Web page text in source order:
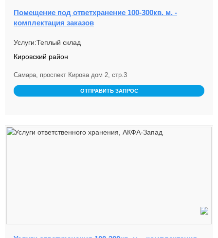
Помещение под ответхранение 100-300кв. м. -
комплектация заказов
Услуги:Теплый склад
Кировский район
Самара, проспект Кирова дом 2, стр.3
ОТПРАВИТЬ ЗАПРОС